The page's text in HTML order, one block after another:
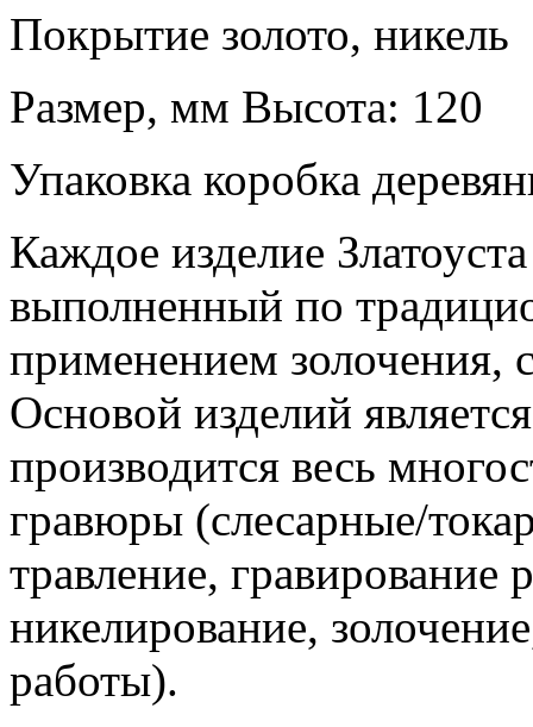
Покрытие золото, никель
Размер, мм Высота: 120
Упаковка коробка
Каждое изделие
выполненный по
применением золочения,
Основой изделий
производится весь
гравюры (слесарные/
травление, гравирование
никелирование,
работы).